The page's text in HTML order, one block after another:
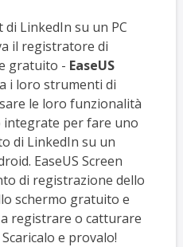
LinkedIn su un PC
il registratore di
gratuito - EaseUS
i loro strumenti di
le loro funzionalità
integrate per fare uno
di LinkedIn su un
EaseUS Screen
di registrazione dello
schermo gratuito e
registrare o catturare
e provalo!